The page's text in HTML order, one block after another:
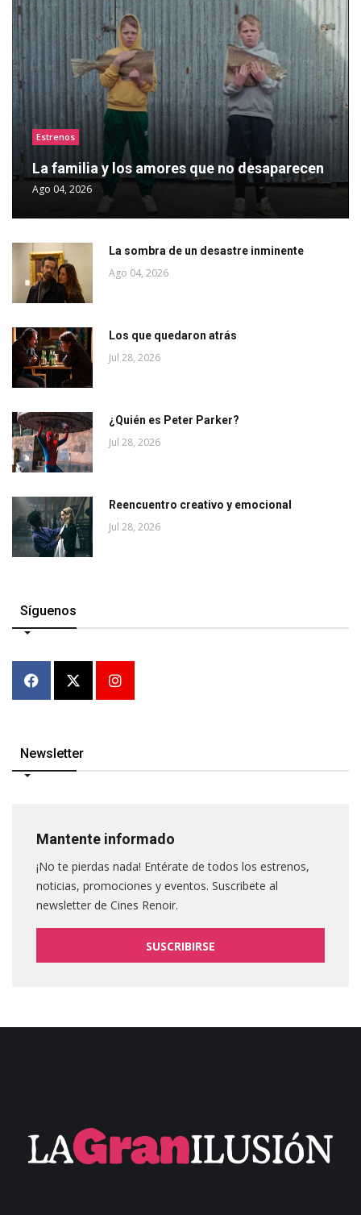
Estrenos
La familia y los amores que no desaparecen
Ago 04, 2026
La sombra de un desastre inminente
Ago 04, 2026
Los que quedaron atrás
Jul 28, 2026
¿Quién es Peter Parker?
Jul 28, 2026
Reencuentro creativo y emocional
Jul 28, 2026
Síguenos
Newsletter
Mantente informado
¡No te pierdas nada! Entérate de todos los estrenos,
noticias, promociones y eventos. Suscribete al
newsletter de Cines Renoir.
SUSCRIBIRSE